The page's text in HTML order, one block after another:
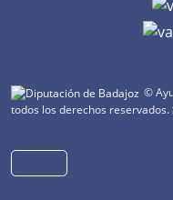
©
todos los derechos reservados.